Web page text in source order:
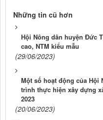
Những tin cũ hơn
Hội Nông dân huyện Đức
cao, NTM kiểu mẫu
(29/06/2023)
Một số hoạt động của Hội
trình thực hiện xây dựng
2023
(20/06/2023)